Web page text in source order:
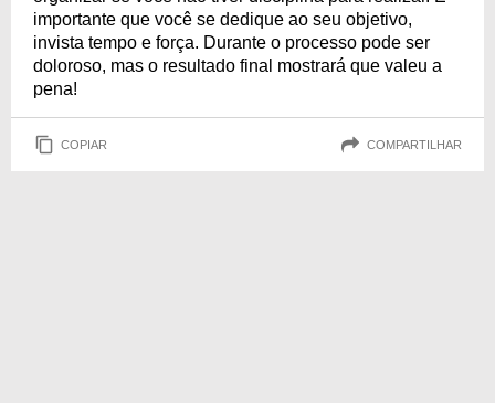
importante que você se dedique ao seu objetivo,
invista tempo e força. Durante o processo pode ser
doloroso, mas o resultado final mostrará que valeu a
pena!
COPIAR COMPARTILHAR